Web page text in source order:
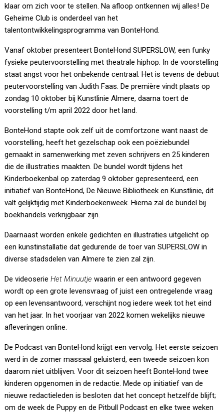
klaar om zich voor te stellen. Na afloop ontkennen wij alles! De
Geheime Club is onderdeel van het
talentontwikkelingsprogramma van BonteHond.
Vanaf oktober presenteert BonteHond SUPERSLOW, een funky
fysieke peutervoorstelling met theatrale hiphop. In de voorstelling
staat angst voor het onbekende centraal. Het is tevens de debuut
peutervoorstelling van Judith Faas. De première vindt plaats op
zondag 10 oktober bij Kunstlinie Almere, daarna toert de
voorstelling t/m april 2022 door het land.
BonteHond stapte ook zelf uit de comfortzone want naast de
voorstelling, heeft het gezelschap ook een poëziebundel
gemaakt in samenwerking met zeven schrijvers en 25 kinderen
die de illustraties maakten. De bundel wordt tijdens het
Kinderboekenbal op zaterdag 9 oktober gepresenteerd, een
initiatief van BonteHond, De Nieuwe Bibliotheek en Kunstlinie, dit
valt gelijktijdig met Kinderboekenweek. Hierna zal de bundel bij
boekhandels verkrijgbaar zijn.
Daarnaast worden enkele gedichten en illustraties uitgelicht op
een kunstinstallatie dat gedurende de toer van SUPERSLOW in
diverse stadsdelen van Almere te zien zal zijn.
De videoserieHet Minuutjewaarin er een antwoord gegeven
wordt op een grote levensvraag of juist een ontregelende vraag
op een levensantwoord, verschijnt nog iedere week tot het eind
van het jaar. In het voorjaar van 2022 komen wekelijks nieuwe
afleveringen online.
De Podcast van BonteHond krijgt een vervolg. Het eerste seizoen
werd in de zomer massaal geluisterd, een tweede seizoen kon
daarom niet uitblijven. Voor dit seizoen heeft BonteHond twee
kinderen opgenomen in de redactie. Mede op initiatief van de
nieuwe redactieleden is besloten dat het concept hetzelfde blijft;
om de week de Puppy en de Pitbull Podcast en elke twee weken